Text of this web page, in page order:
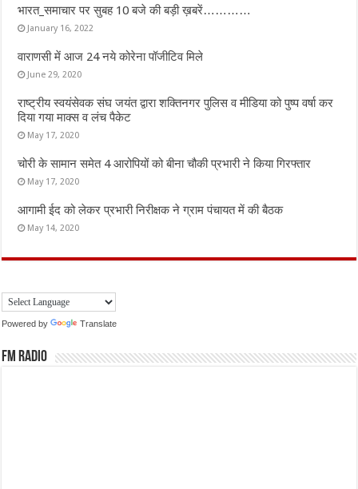
भारत_समाचार पर सुबह 10 बजे की बड़ी ख़बरें…………
January 16, 2022
वाराणसी में आज 24 नये कोरेना पॉजीटिव मिले
June 29, 2020
राष्ट्रीय स्वयंसेवक संघ जयंत द्वारा शक्तिनगर पुलिस व मीडिया को पुष्प वर्षा कर
दिया गया माक्स व लंच पैकेट
May 17, 2020
चोरी के सामान समेत 4 आरोपियों को बीना चौकी प्रभारी ने किया गिरफ्तार
May 17, 2020
आगामी ईद को लेकर प्रभारी निरीक्षक ने ग्राम पंचायत में की बैठक
May 14, 2020
Powered by Translate
FM Radio